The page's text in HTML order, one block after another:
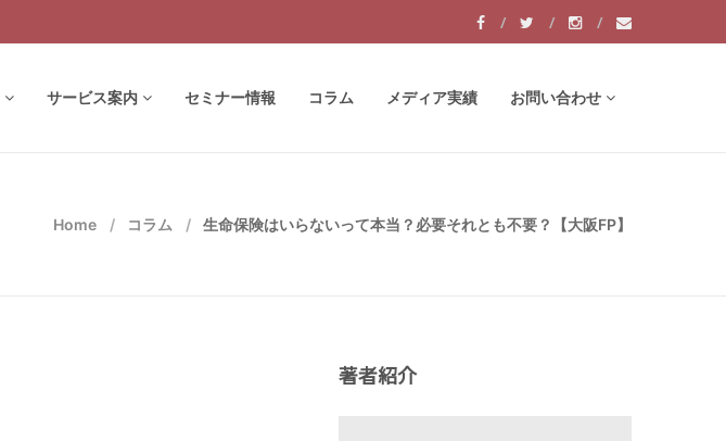
サービス案内 セミナー情報 コラム メディア実績 お問い合わせ
Home コラム 生命保険はいらないって本当？必要それとも不要？【大阪FP】
著者紹介